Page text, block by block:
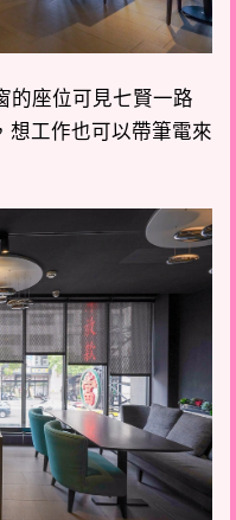
的座位可見七賢一路
想工作也可以帶筆電來